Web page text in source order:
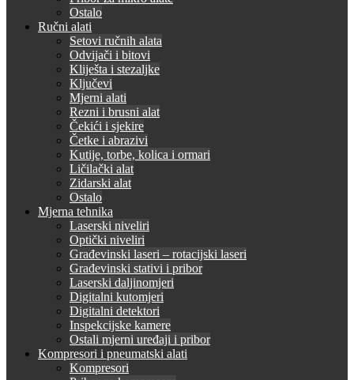
Ostalo
Ručni alati
Setovi ručnih alata
Odvijači i bitovi
Kliješta i stezaljke
Ključevi
Mjerni alati
Rezni i brusni alat
Čekići i sjekire
Četke i abrazivi
Kutije, torbe, kolica i ormari
Ličilački alat
Zidarski alat
Ostalo
Mjerna tehnika
Laserski niveliri
Optički niveliri
Građevinski laseri – rotacijski laseri
Građevinski stativi i pribor
Laserski daljinomjeri
Digitalni kutomjeri
Digitalni detektori
Inspekcijske kamere
Ostali mjerni uređaji i pribor
Kompresori i pneumatski alati
Kompresori